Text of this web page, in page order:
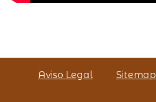
Aviso Legal Sitemap